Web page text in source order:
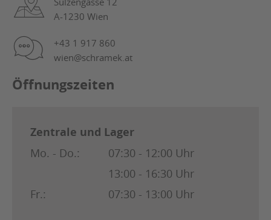
A-1230 Wien
+43 1 917 860
wien@schramek.at
Öffnungszeiten
Zentrale und Lager
Mo. - Do.:
07:30 - 12:00 Uhr
13:00 - 16:30 Uhr
Fr.:
07:30 - 13:00 Uhr